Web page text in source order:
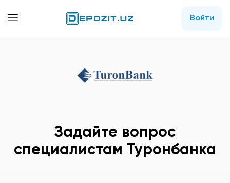
Войти
Задайте вопрос
специалистам Туронбанка